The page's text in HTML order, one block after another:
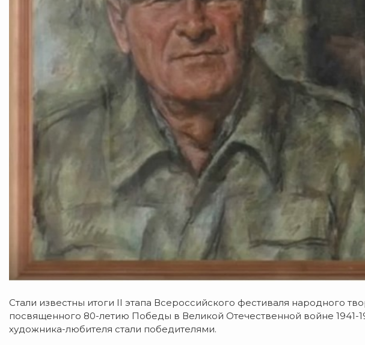
Стали известны итоги II этапа Всероссийского фестиваля народного
посвященного 80-летию Победы в Великой Отечественной войне 1941-
художника-любителя стали победителями.